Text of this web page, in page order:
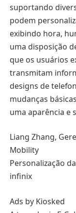
suportando
podem
exibindo hora,
uma disposição
que os usuários
transmitam
designs de
mudanças
uma aparência e
Liang Zhang,
Mobility
Personalização
infinix
Ads by Kiosked